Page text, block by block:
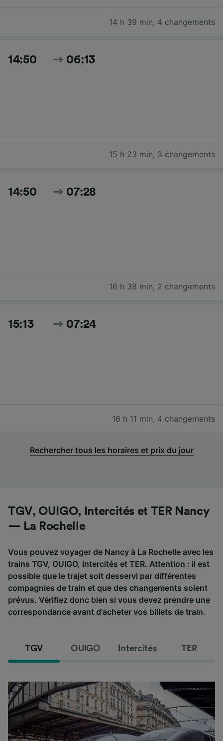
14 h 39 min, 4 changements
14:50 06:13
15 h 23 min, 3 changements
14:50 07:28
16 h 38 min, 2 changements
15:13 07:24
16 h 11 min, 4 changements
Rechercher tous les horaires et prix du jour
TGV, OUIGO, Intercités et TER Nancy
— La Rochelle
Vous pouvez voyager de Nancy à La Rochelle avec les
trains TGV, OUIGO, Intercités et TER. Attention : il est
possible que le trajet soit desservi par différentes
compagnies de train et que des changements soient
prévus. Vérifiez donc bien si vous devez prendre une
correspondance avant d'acheter vos billets de train.
TGV OUIGO Intercités TER